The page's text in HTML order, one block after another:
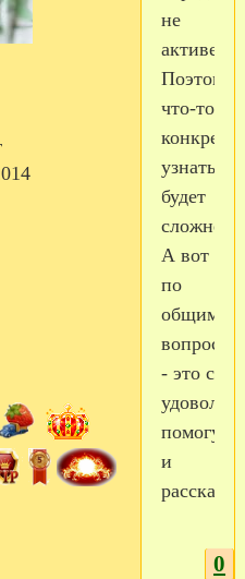
не
активен.
Поэтому
что-то
узнать
будет
сложнее.
А вот
по
общим
вопросам
- это с
помогу
и
0